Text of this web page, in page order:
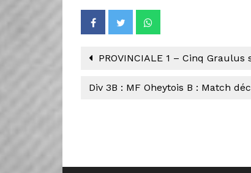
PROVINCIALE 1 – Cinq
Div 3B : MF Oheytois B : Match